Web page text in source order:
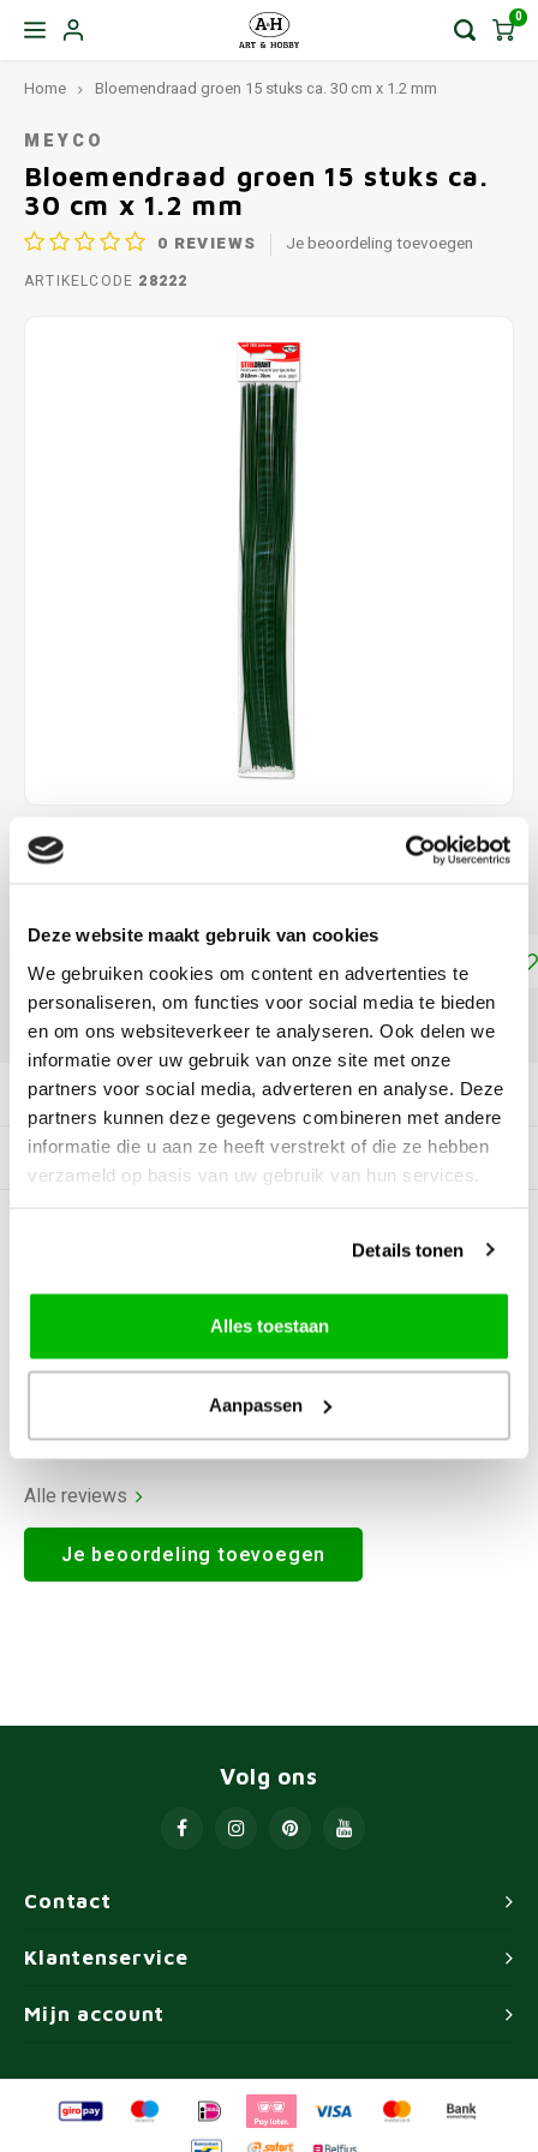
Deze website maakt gebruik van cookies
We gebruiken cookies om content en advertenties te
personaliseren, om functies voor social media te bieden
en om ons websiteverkeer te analyseren. Ook delen we
informatie over uw gebruik van onze site met onze
partners voor social media, adverteren en analyse. Deze
partners kunnen deze gegevens combineren met andere
informatie die u aan ze heeft verstrekt of die ze hebben
verzameld op basis van uw gebruik van hun services.
Details tonen
Alles toestaan
Aanpassen
0
Home Bloemendraad groen 15 stuks ca. 30 cm x 1.2 mm
MEYCO
Bloemendraad groen 15 stuks ca.
30 cm x 1.2 mm
0 REVIEWS Je beoordeling toevoegen
ARTIKELCODE 28222
€2,99
Toevoegen aan winkelwagen
DELEN:
Productomschrijving
Gerelateerde producten
0Reviews
Alle reviews
Je beoordeling toevoegen
Contact
Volg ons
Klantenservice
Mijn account